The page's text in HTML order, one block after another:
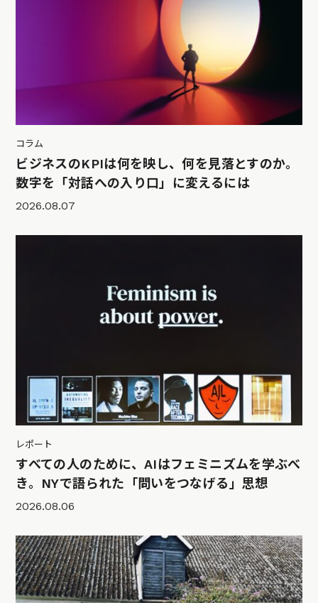
コラム
ビジネスのKPIは何を映し、何を見落とすのか。
数字を「対話への入り口」に変えるには
2026.08.07
レポート
すべての人のために、AIはフェミニズムを学ぶべ
き。NYで語られた「問いをつなげる」思想
2026.08.06